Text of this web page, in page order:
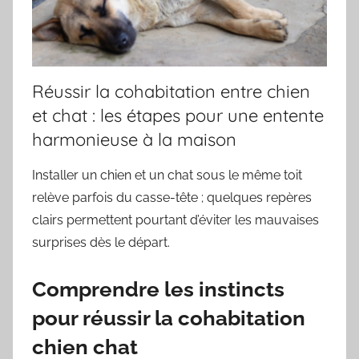
Réussir la cohabitation entre chien
et chat : les étapes pour une entente
harmonieuse à la maison
Installer un chien et un chat sous le même toit
relève parfois du casse-tête ; quelques repères
clairs permettent pourtant d’éviter les mauvaises
surprises dès le départ.
Comprendre les instincts
pour réussir la cohabitation
chien chat